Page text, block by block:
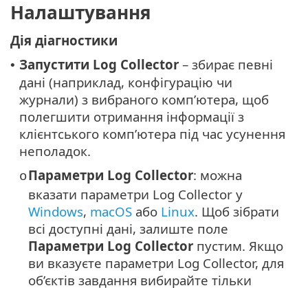
Налаштування
Дія діагностики
• Запустити Log Collector – збирає певні
дані (наприклад, конфігурацію чи
журнали) з вибраного комп’ютера, щоб
полегшити отримання інформації з
клієнтського комп’ютера під час усунення
неполадок.
oПараметри Log Collector: можна
вказати параметри Log Collector у
Windows, macOS або Linux. Щоб зібрати
всі доступні дані, залиште поле
Параметри Log Collector пустим. Якщо
ви вказуєте параметри Log Collector, для
об’єктів завдання вибирайте тільки